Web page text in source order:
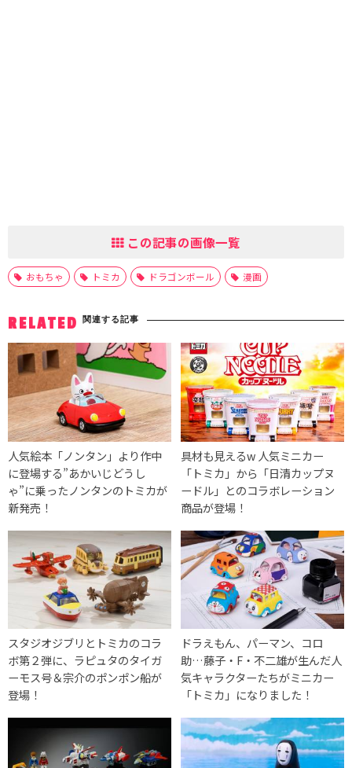
この記事の画像一覧
おもちゃ トミカ ドラゴンボール 漫画
RELATED 関連する記事
人気絵本「ノンタン」より作中
に登場する”あかいじどうし
ゃ”に乗ったノンタンのトミカが
新発売！
具材も見えるw 人気ミニカー
「トミカ」から「日清カップヌ
ードル」とのコラボレーション
商品が登場！
スタジオジブリとトミカのコラ
ボ第２弾に、ラピュタのタイガ
ーモス号＆宗介のポンポン船が
登場！
ドラえもん、パーマン、コロ
助…藤子・F・不二雄が生んだ人
気キャラクターたちがミニカー
「トミカ」になりました！